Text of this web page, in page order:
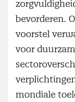
bevorderen.
voorstel
voor
mondiale